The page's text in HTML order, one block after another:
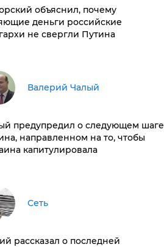
объяснил, почему
деньги российские
не свергли Путина
Валерий Чалый
предупредил о следующем шаге
направленном на то, чтобы
капитулировала
Сеть
рассказал о последней